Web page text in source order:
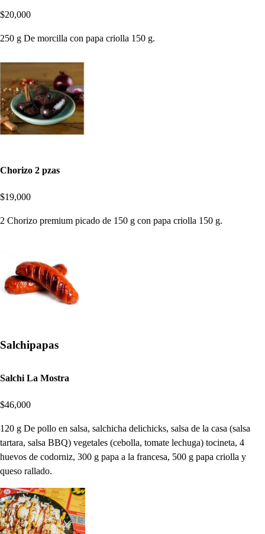
$20,000
250 g De morcilla con papa criolla 150 g.
Chorizo 2 pzas
$19,000
2 Chorizo premium picado de 150 g con papa criolla 150 g.
Salchipapas
Salchi La Mostra
$46,000
120 g De pollo en salsa, salchicha delichicks, salsa de la casa (salsa
tartara, salsa BBQ) vegetales (cebolla, tomate lechuga) tocineta, 4
huevos de codorniz, 300 g papa a la francesa, 500 g papa criolla y
queso rallado.